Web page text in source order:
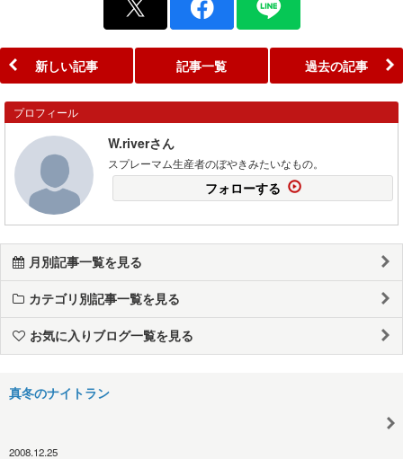
新しい記事 記事一覧 過去の記事
プロフィール
W.riverさん
スプレーマム生産者のぼやきみたいなもの。
フォローする
月別記事一覧を見る
カテゴリ別記事一覧を見る
お気に入りブログ一覧を見る
真冬のナイトラン
2008.12.25